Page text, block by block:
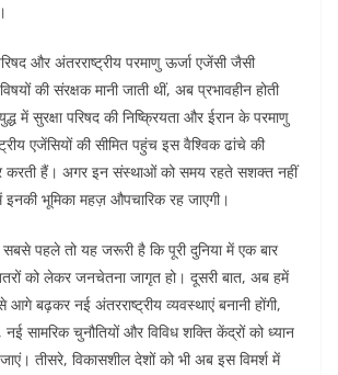
और अंतरराष्ट्रीय परमाणु ऊर्जा एजेंसी जैसी
की संरक्षक मानी जाती थीं, अब प्रभावहीन होती
में सुरक्षा परिषद की निष्क्रियता और ईरान के परमाणु
एजेंसियों की सीमित पहुंच इस वैश्विक ढांचे की
करती हैं। अगर इन संस्थाओं को समय रहते सशक्त नहीं
इनकी भूमिका महज़ औपचारिक रह जाएगी।
पहले तो यह जरूरी है कि पूरी दुनिया में एक बार
को लेकर जनचेतना जागृत हो। दूसरी बात, अब हमें
आगे बढ़कर नई अंतरराष्ट्रीय व्यवस्थाएं बनानी होंगी,
सामरिक चुनौतियों और विविध शक्ति केंद्रों को ध्यान
तीसरे, विकासशील देशों को भी अब इस विमर्श में